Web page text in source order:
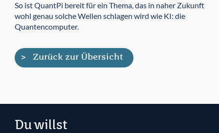
So ist QuantPi bereit für ein Thema, das in naher Zukunft
wohl genau solche Wellen schlagen wird wie KI: die
Quantencomputer.
Zurück zur Übersicht
Du willst